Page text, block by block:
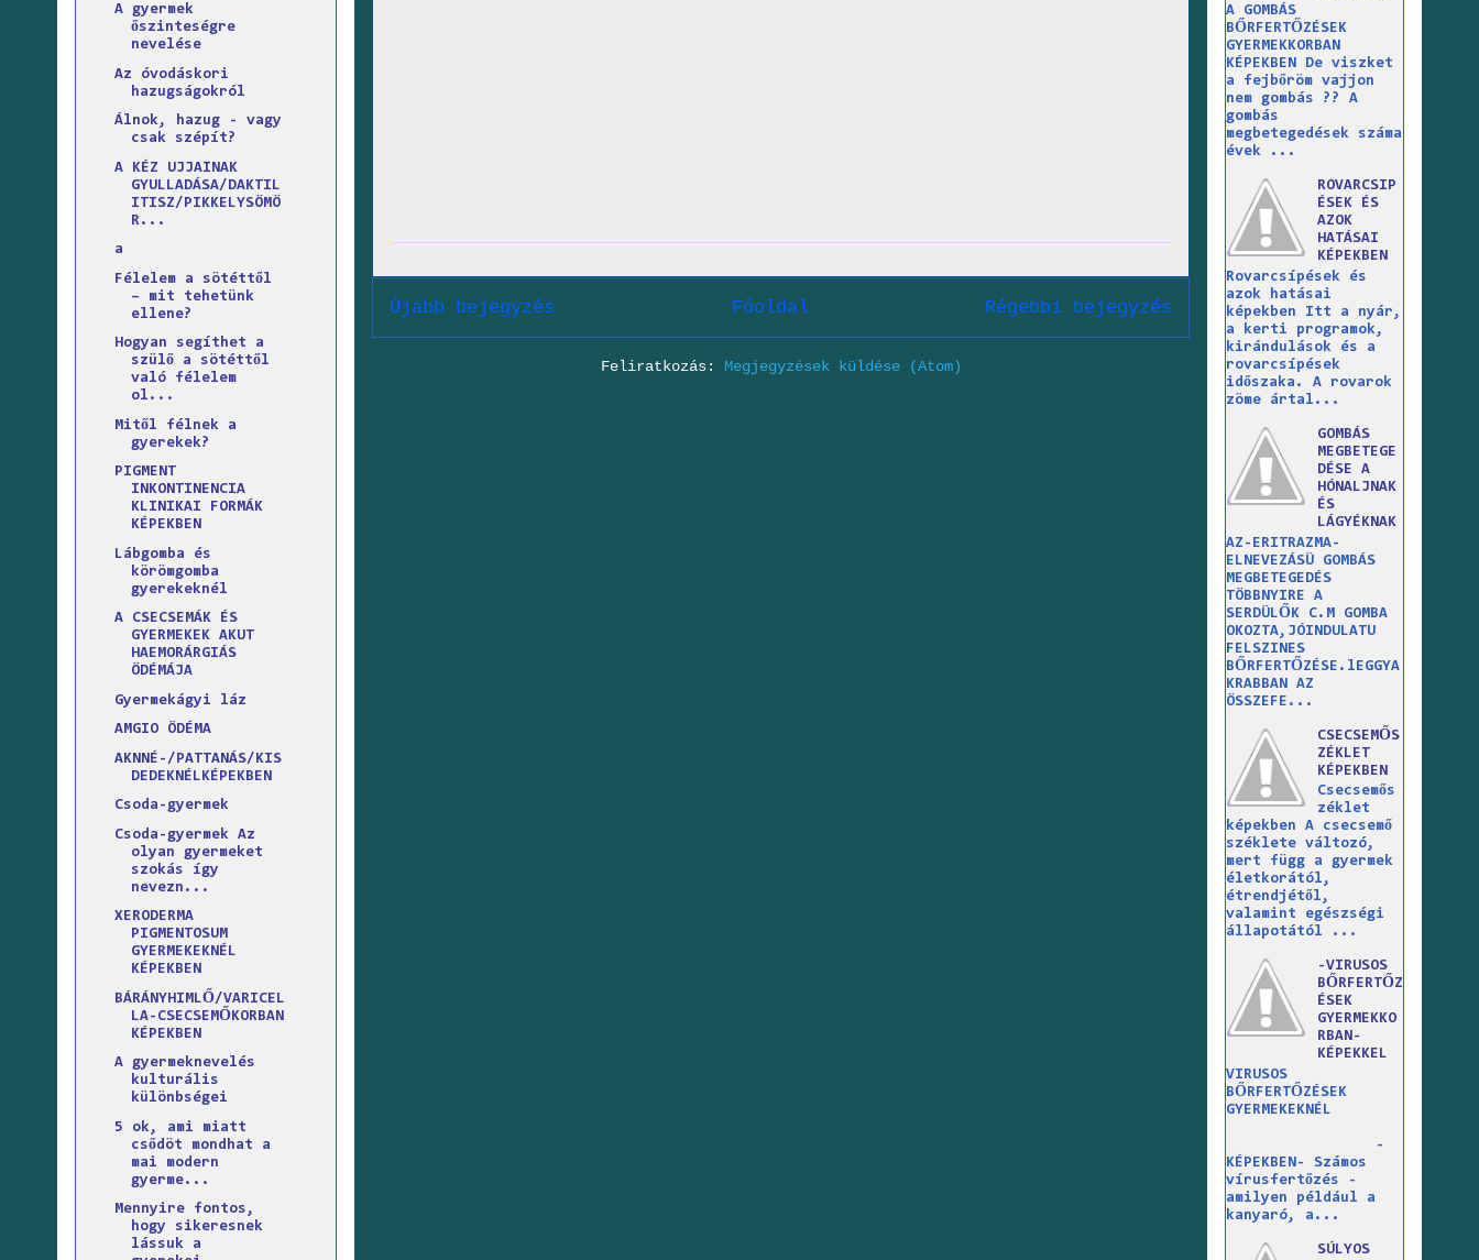
Újabb bejegyzés Régebbi bejegyzés
Főoldal
Feliratkozás: Megjegyzések küldése (Atom)
A gyermek
őszinteségre
nevelése
Az óvodáskori
hazugságokról
Álnok, hazug - vagy
csak szépít?
A KÉZ UJJAINAK
GYULLADÁSA/DAKTIL
ITISZ/PIKKELYSÖMÖ
R...
a
Félelem a sötéttől
– mit tehetünk
ellene?
Hogyan segíthet a
szülő a sötéttől
való félelem
ol...
Mitől félnek a
gyerekek?
PIGMENT
INKONTINENCIA
KLINIKAI FORMÁK
KÉPEKBEN
Lábgomba és
körömgomba
gyerekeknél
A CSECSEMÁK ÉS
GYERMEKEK AKUT
HAEMORÁRGIÁS
ÖDÉMÁJA
Gyermekágyi láz
AMGIO ÖDÉMA
AKNNÉ-/PATTANÁS/KIS
DEDEKNÉLKÉPEKBEN
Csoda-gyermek
Csoda-gyermek Az
olyan gyermeket
szokás így
nevezn...
XERODERMA
PIGMENTOSUM
GYERMEKEKNÉL
KÉPEKBEN
BÁRÁNYHIMLŐ/VARICEL
LA-CSECSEMŐKORBAN
KÉPEKBEN
A gyermeknevelés
kulturális
különbségei
5 ok, ami miatt
csődöt mondhat a
mai modern
gyerme...
Mennyire fontos,
hogy sikeresnek
lássuk a
A GOMBÁS
BŐRFERTŐZÉSEK
GYERMEKKORBAN
KÉPEKBEN De viszket
a fejbőröm vajjon
nem gombás ?? A
gombás
megbetegedések száma
évek ...
ROVARCSIP
ÉSEK ÉS
AZOK
HATÁSAI
KÉPEKBEN
Rovarcsípések és
azok hatásai
képekben Itt a nyár,
a kerti programok,
kirándulások és a
rovarcsípések
időszaka. A rovarok
zöme ártal...
GOMBÁS
MEGBETEGE
DÉSE A
HÓNALJNAK
ÉS
LÁGYÉKNAK
AZ-ERITRAZMA-
ELNEVEZÁSÜ GOMBÁS
MEGBETEGEDÉS
TÖBBNYIRE A
SERDÜLŐK C.M GOMBA
OKOZTA,JÓINDULATU
FELSZINES
BŐRFERTŐZÉSE.lEGGYA
KRABBAN AZ
ÖSSZEFE...
CSECSEMŐS
ZÉKLET
KÉPEKBEN
Csecsemős
zéklet
képekben A csecsemő
széklete változó,
mert függ a gyermek
életkorától,
étrendjétől,
valamint egészségi
állapotától ...
-VIRUSOS
BŐRFERTŐZ
ÉSEK
GYERMEKKO
RBAN-
KÉPEKKEL
VIRUSOS
BŐRFERTŐZÉSEK
GYERMEKEKNÉL
-
KÉPEKBEN- Számos
vírusfertőzés -
amilyen például a
kanyaró, a...
SÚLYOS